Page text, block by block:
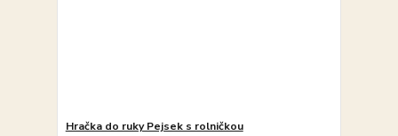
Hračka do ruky Pejsek s rolničkou